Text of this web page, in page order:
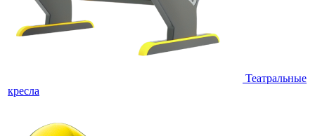
Театральные
кресла